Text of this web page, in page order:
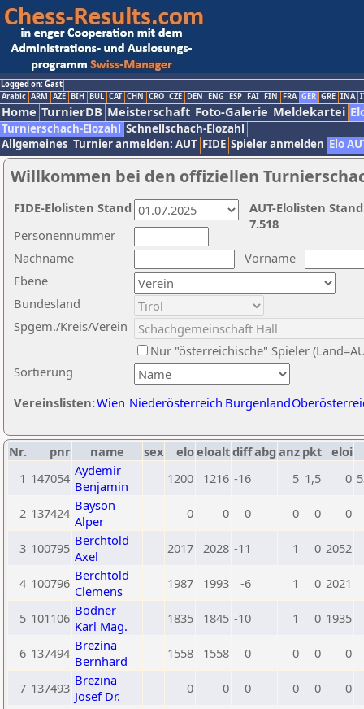
Logged on: Gast
Arabic ARM AZE BIH BUL CAT CHN CRO CZE DEN ENG ESP FAI FIN FRA GER GRE INA
Home TurnierDB Meisterschaft Foto-Galerie Meldekartei
Turnierschach-Elozahl Schnellschach-Elozahl
Allgemeines Turnier anmelden: AUT FIDE Spieler anmelden Elo
Willkommen bei den offiziellen
Nachname
Vorname
Ebene
Sortierung
Personennummer
Bundesland
Spgem./Kreis/Verein
Nur "österreichische" Spieler
Vereinslisten:Wien Niederösterreich Burgenland
AUT-Elolisten
7.518
FIDE-Elolisten Stand
Nr. pnr name sex eloeloaltdiffabg anz pkt eloi
1 147054 Aydemir
Benjamin
1200 1216 -16 5 1,5 0
2 137424 Bayson
Alper
0 0 0 0 0 0
3 100795 Berchtold
Axel
2017 2028 -11 1 0 2052
4 100796 Berchtold
Clemens
1987 1993 -6 1 0 2021
5 101106 Bodner
Karl Mag.
1835 1845 -10 1 0 1935
6 137494 Brezina
Bernhard
1558 1558 0 0 0 0
7 137493 Brezina
Josef Dr.
0 0 0 0 0 0